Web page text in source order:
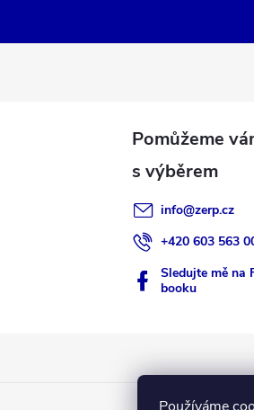
info@zerp.cz
+420 603 563
Sledujte mě na
booku